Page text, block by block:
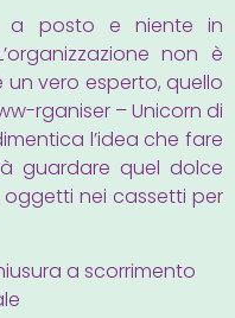
a posto e niente in
non è
un vero esperto, quello
rganiser – Unicorn di
l’idea che fare
guardare quel dolce
nei cassetti per
a scorrimento